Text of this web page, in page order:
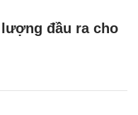
lượng đầu ra cho